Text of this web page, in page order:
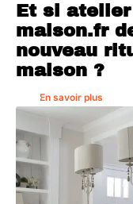
Et si
maison.fr
nouveau
maison ?
En savoir plus